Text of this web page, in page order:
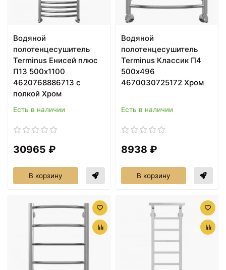
Водяной
полотенцесушитель
Terminus Енисей плюс
П13 500x1100
4620768886713 с
полкой Хром
Есть в наличии
30965 ₽
В корзину
Водяной
полотенцесушитель
Terminus Классик П4
500x496
4670030725172 Хром
Есть в наличии
8938 ₽
В корзину